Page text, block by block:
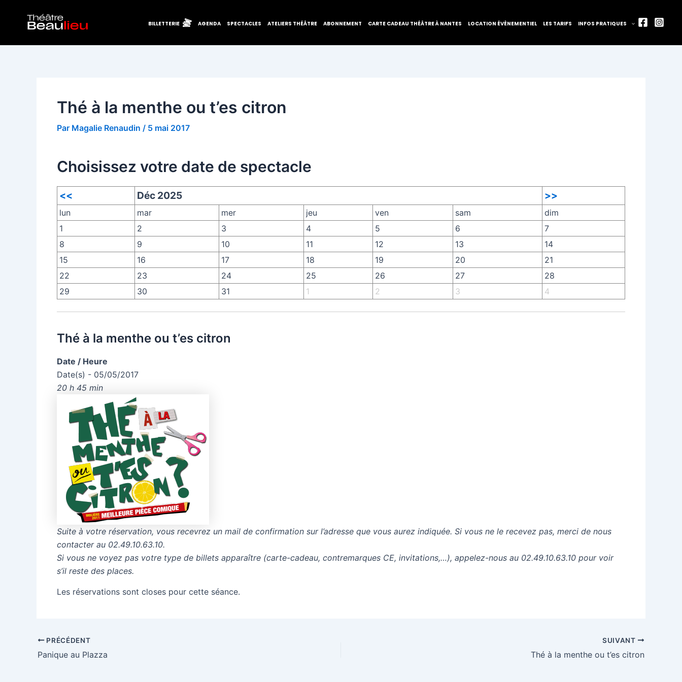
contenu
BILLETTERIE AGENDA SPECTACLES ATELIERS THÉÂTRE ABONNEMENT CARTE CADEAU THÉÂTRE À NANTES LOCATION ÉVÈNEMENTIEL LES TARIFS INFOS PRATIQUES
Thé à la menthe ou t’es citron
Par Magalie Renaudin / 5 mai 2017
Choisissez votre date de spectacle
<< Déc 2025 >>
lun mar mer jeu ven sam
dim
1
2 3 4 5 6
7
8
9 10 11 12 13
14
15
16 17 18 19 20
21
22
23 24 25 26 27
28
29
30 31 1 2 3 4
Thé à la menthe ou t’es citron
Date / Heure
Date(s) - 05/05/2017
20 h 45 min
Suite à votre réservation, vous recevrez un mail de confirmation sur l’adresse que vous aurez indiquée. Si vous ne le recevez pas, merci de nous
contacter au 02.49.10.63.10.
Si vous ne voyez pas votre type de billets apparaître (carte-cadeau, contremarques CE, invitations,…), appelez-nous au 02.49.10.63.10 pour voir
s’il reste des places.
Les réservations sont closes pour cette séance.
des
articles
PRÉCÉDENT
Panique au Plazza
SUIVANT
Thé à la menthe ou t’es citron